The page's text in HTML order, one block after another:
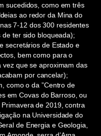
sucedidos, como em três
ao redor da Mina do
7-12 dos 300 residentes
ter sido bloqueada);
secretários de Estado e
bem como para o
vez que se aproximam das
por cancelar);
como o da ”Centro de
em Covas do Barroso, ou
de 2019, contra
na Universidade do
de Energia e Geologia,